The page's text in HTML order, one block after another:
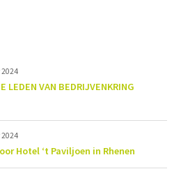
LEDEN VAN BEDRIJVENKRING
Hotel ‘t Paviljoen in Rhenen